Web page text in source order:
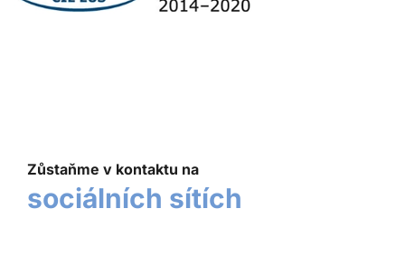
Zůstaňme v kontaktu na
sociálních sítích